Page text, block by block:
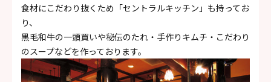
食材にこだわり抜くため「セントラルキッチン」も持ってお
り、
黒毛和牛の一頭買いや秘伝のたれ・手作りキムチ・こだわり
のスープなどを作っております。